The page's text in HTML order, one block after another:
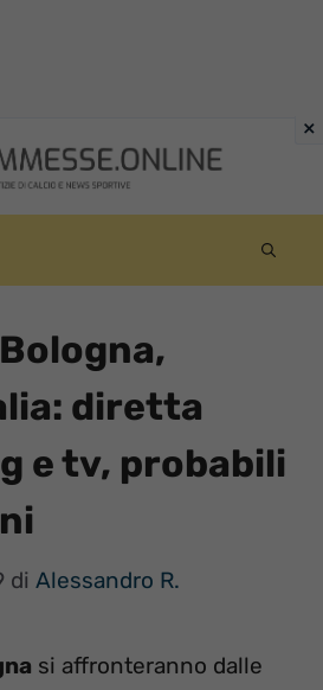
diretta
e tv, probabili
di Alessandro R.
si affronteranno dalle